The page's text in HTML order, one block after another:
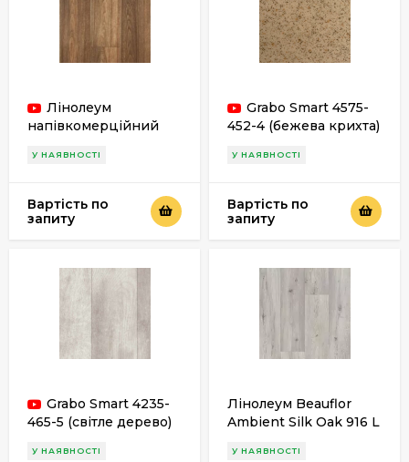
Лінолеум
напівкомерційний
4 (під дерево)
У НАЯВНОСТІ
Вартість по
запиту
Grabo Smart 4575-
452-4 (бежева крихта)
У НАЯВНОСТІ
Вартість по
запиту
Grabo Smart 4235-
465-5 (світле дерево)
У НАЯВНОСТІ
Лінолеум Beauflor
Ambient Silk Oak 916 L
У НАЯВНОСТІ